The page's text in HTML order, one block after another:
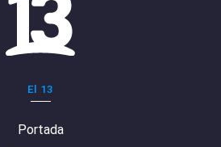
El 13
Portada